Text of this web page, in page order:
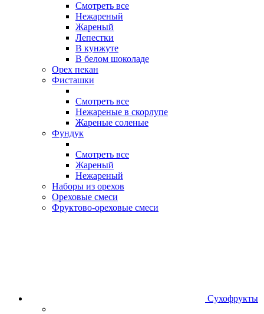
Смотреть все
Нежареный
Жареный
Лепестки
В кунжуте
В белом шоколаде
Орех пекан
Фисташки
Смотреть все
Нежареные в скорлупе
Жареные соленые
Фундук
Смотреть все
Жареный
Нежареный
Наборы из орехов
Ореховые смеси
Фруктово-ореховые смеси
Сухофрукты